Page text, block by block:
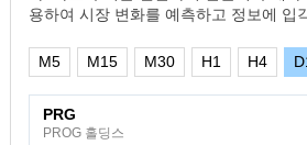
용하여 시장 변화를 예측하고 정보에 입
M5 M15 M30 H1 H4
PRG
PROG 홀딩스